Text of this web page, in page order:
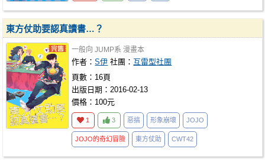
東方仗助要認真讀書…？
一般向 JUMP系 漫畫本
作者：S伊 社團： 互雷型社團
頁數：16頁
出版日期：2016-02-13
價格：100元
1 3 惡搞 形象崩壞 JOJO
JOJO的奇幻冒險 東方仗助 CWT42